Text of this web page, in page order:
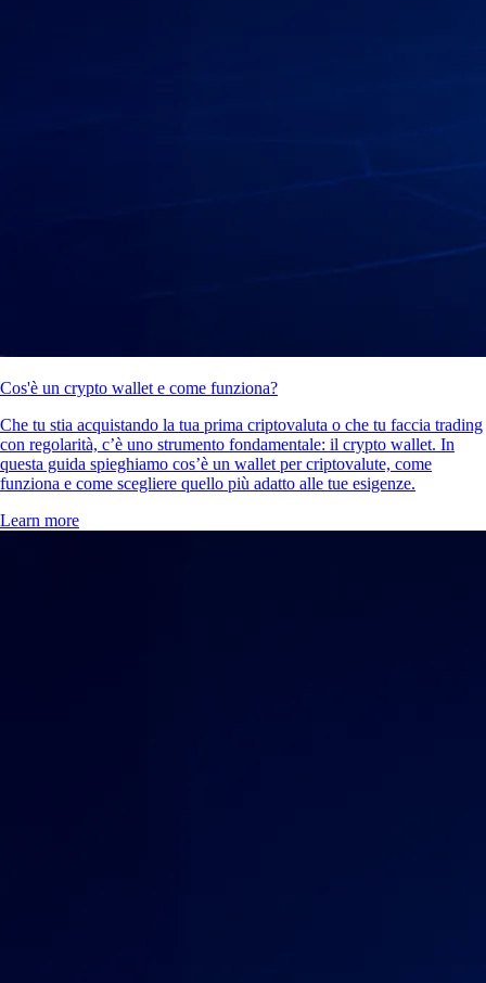
Cos'è un crypto wallet e come funziona?
Che tu stia acquistando la tua prima criptovaluta o che tu faccia trading
con regolarità, c’è uno strumento fondamentale: il crypto wallet. In
questa guida spieghiamo cos’è un wallet per criptovalute, come
funziona e come scegliere quello più adatto alle tue esigenze.
Learn more